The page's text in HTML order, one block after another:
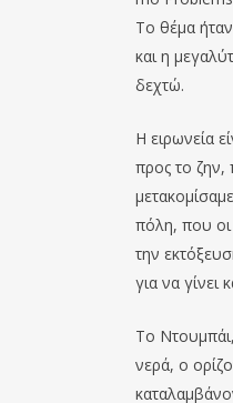
Το θέμα
και η
δεχτώ.
Η ειρωνεία
προς το ζην,
πόλη, που οι
την
για να γίνει
Το
νερά, ο